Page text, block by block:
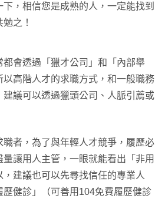
，相信您是成熟的人，一定能找到
之！
會透過「獵才公司」和「內部舉
以高階人才的求職方式，和一般職務
議可以透過獵頭公司、人脈引薦或
職者，為了與年輕人才競爭，履歷必
讓用人主管，一眼就能看出「非用
建議也可以先尋找信任的專業人
健診」（可善用104免費履歷健診